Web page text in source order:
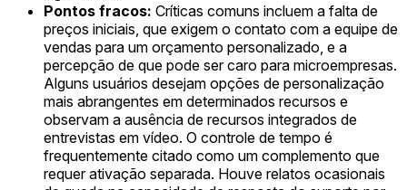
Pontos fracos: Críticas comuns incluem a falta de
preços iniciais, que exigem o contato com a equipe de
vendas para um orçamento personalizado, e a
percepção de que pode ser caro para microempresas.
Alguns usuários desejam opções de personalização
mais abrangentes em determinados recursos e
observam a ausência de recursos integrados de
entrevistas em vídeo. O controle de tempo é
frequentemente citado como um complemento que
requer ativação separada. Houve relatos ocasionais